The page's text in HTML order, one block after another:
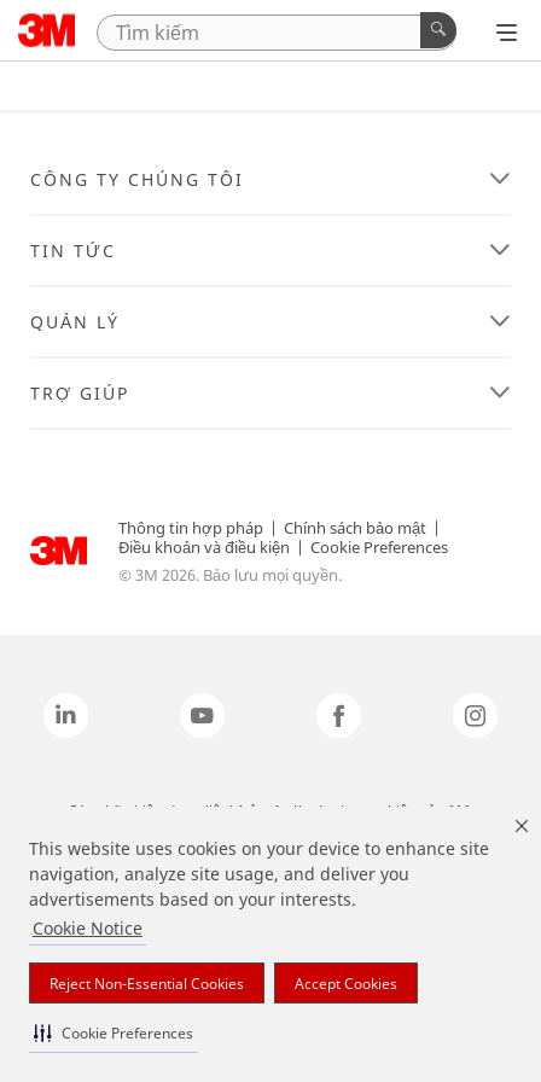
This website uses cookies on your device to enhance site
navigation, analyze site usage, and deliver you
advertisements based on your interests.
Cookie Notice
Reject Non-Essential Cookies Accept Cookies
Cookie Preferences
CÔNG TY CHÚNG TÔI
TIN TỨC
QUẢN LÝ
TRỢ GIÚP
Thông tin hợp pháp | Chính sách bảo mật |
Điều khoản và điều kiện | Cookie Preferences
© 3M 2026. Bảo lưu mọi quyền.
Các nhãn hiệu được liệt kê ở trên là các thương hiệu của 3M.